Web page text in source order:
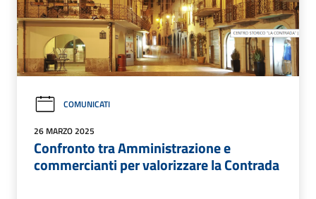
COMUNICATI
26 MARZO 2025
Confronto tra Amministrazione e
commercianti per valorizzare la Contrada